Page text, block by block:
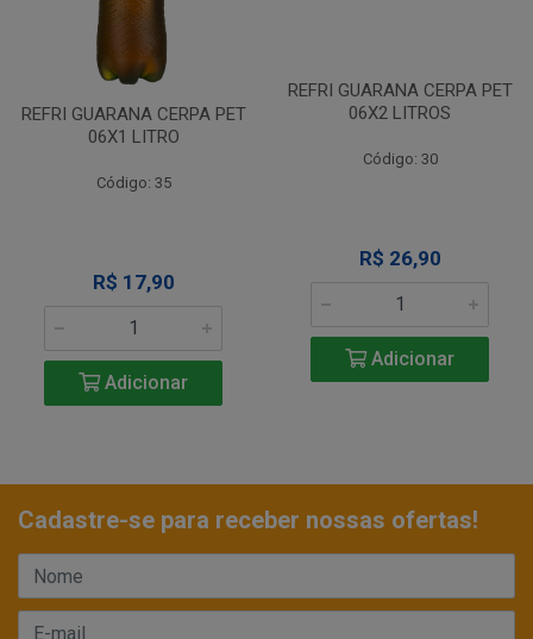
REFRI GUARANA CERPA PET
06X1 LITRO
Código: 35
R$ 17,90
Adicionar
REFRI GUARANA CERPA PET
R$ 26,90
Adicionar
Cadastre-se para receber nossas ofertas!